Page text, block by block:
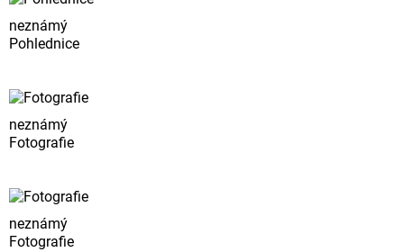
neznámý
Pohlednice
neznámý
Fotografie
neznámý
Fotografie